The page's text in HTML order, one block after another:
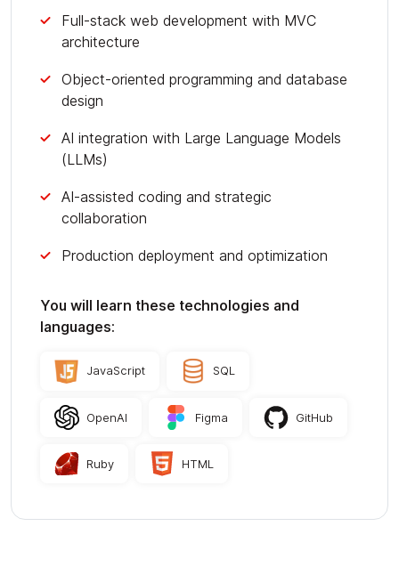
Full-stack web development with MVC
architecture
Object-oriented programming and database
design
AI integration with Large Language Models
(LLMs)
AI-assisted coding and strategic
collaboration
Production deployment and optimization
You will learn these technologies and
languages:
JavaScript SQL
OpenAI Figma GitHub
Ruby HTML